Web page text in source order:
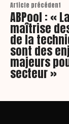
Article précédent
ABPool : « La
maîtrise
de la
sont des
majeurs
secteur »